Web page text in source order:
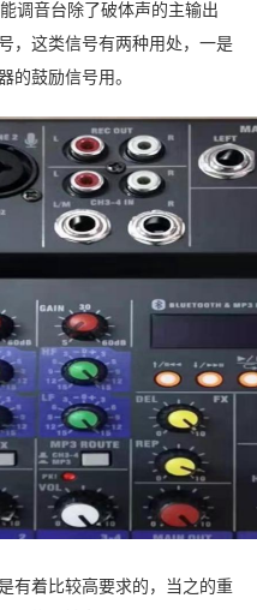
调音台除了破体声的主输出
，这类信号有两种用处，一是
的鼓励信号用。
有着比较高要求的，当之的重